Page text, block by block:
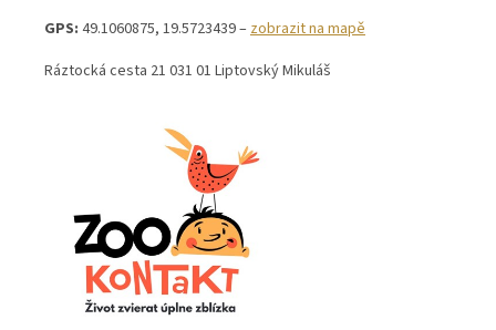
GPS: 49.1060875, 19.5723439 –zobrazit na mapě
Ráztocká cesta 21 031 01 Liptovský Mikuláš